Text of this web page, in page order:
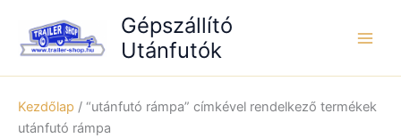
content
Gépszállító
Utánfutók
Kezdőlap / “utánfutó rámpa” címkével rendelkező termékek
utánfutó rámpa